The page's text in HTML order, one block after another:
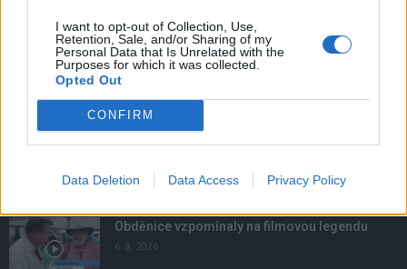
I want to opt-out of Collection, Use,
Retention, Sale, and/or Sharing of my
Personal Data that Is Unrelated with the
Purposes for which it was collected.
Opted Out
CONFIRM
Data Deletion Data Access Privacy Policy
NOVINKY
Obděnice vzpomínaly na filmovou legendu
6. 8. 2026